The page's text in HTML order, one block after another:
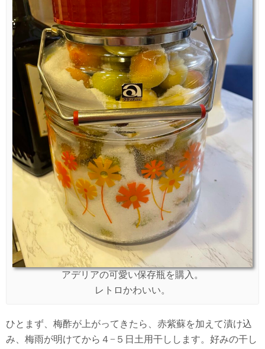
アデリアの可愛い保存瓶を購入。
レトロかわいい。
ひとまず、梅酢が上がってきたら、赤紫蘇を加えて漬け込
み、梅雨が明けてから４−５日土用干しします。好みの干し